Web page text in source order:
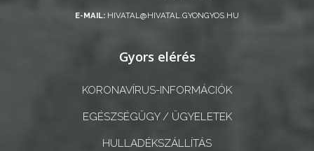
E-MAIL: HIVATAL@HIVATAL.GYONGYOS.HU
Gyors elérés
KORONAVÍRUS-INFORMÁCIÓK
EGÉSZSÉGÜGY / ÜGYELETEK
HULLADÉKSZÁLLÍTÁS